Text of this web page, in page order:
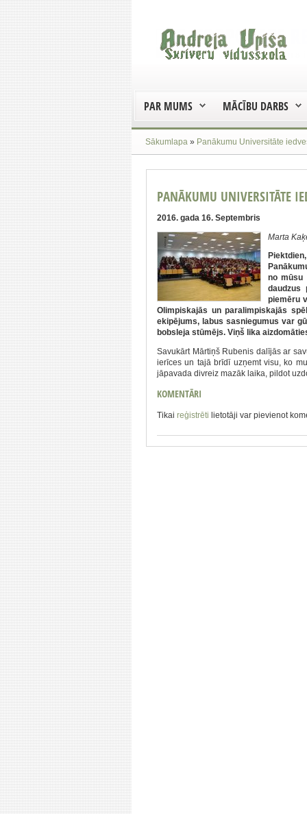
PAR MUMS MĀCĪBU DARBS
Sākumlapa » Panākumu Universitāte
PANĀKUMU UNIVERSITĀTE
2016. gada 16. Septembris
Marta
no mūsu
daudzus
piemēru
Olimpiskajās un paralimpiskajās
ekipējums, labus sasniegumus var
bobsleja stūmējs. Viņš lika
Savukārt Mārtiņš Rubenis dalījās ar
ierīces un tajā brīdī uzņemt visu, ko
jāpavada divreiz mazāk laika, pildot
KOMENTĀRI
Tikai reģistrēti lietotāji var pievienot